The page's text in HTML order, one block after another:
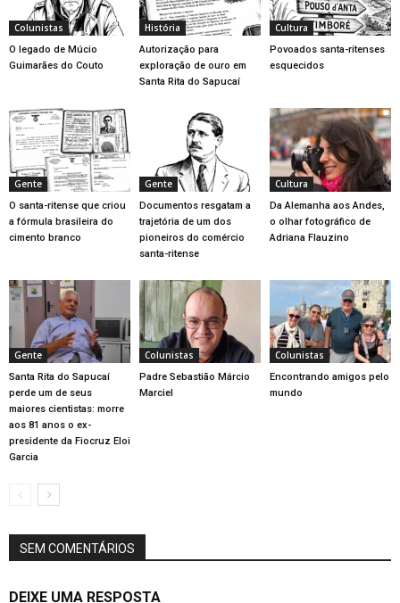
Colunistas
O legado de Múcio
Guimarães do Couto
História
Autorização para
exploração de ouro em
Santa Rita do Sapucaí
Cultura
Povoados santa-ritenses
esquecidos
Gente
O santa-ritense que criou
a fórmula brasileira do
cimento branco
Gente
Documentos resgatam a
trajetória de um dos
pioneiros do comércio
santa-ritense
Cultura
Da Alemanha aos Andes,
o olhar fotográfico de
Adriana Flauzino
Gente
Santa Rita do Sapucaí
perde um de seus
maiores cientistas: morre
aos 81 anos o ex-
presidente da Fiocruz Eloi
Garcia
Colunistas
Padre Sebastião Márcio
Marciel
Colunistas
Encontrando amigos pelo
mundo
SEM COMENTÁRIOS
DEIXE UMA RESPOSTA